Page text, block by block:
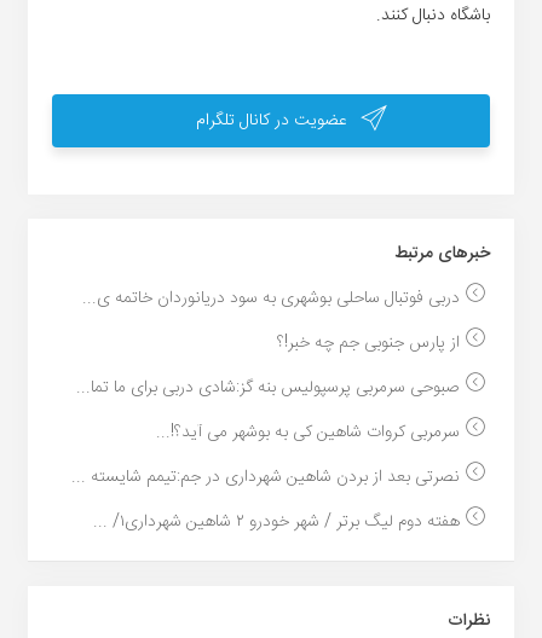
باشگاه دنبال کنند.
عضویت در کانال تلگرام
خبر‌های مرتبط
دربی فوتبال ساحلی بوشهری به سود دریانوردان خاتمه ی...
از پارس جنوبی جم چه خبر!؟
صبوحی سرمربی پرسپولیس بنه گز:شادی دربی برای ما تما...
سرمربی کروات شاهین کی به بوشهر می آید؟!...
نصرتی بعد از بردن شاهین شهرداری در جم:تیمم شایسته ...
هفته دوم لیگ برتر / شهر خودرو ۲ شاهین شهرداری۱/ ...
نظرات